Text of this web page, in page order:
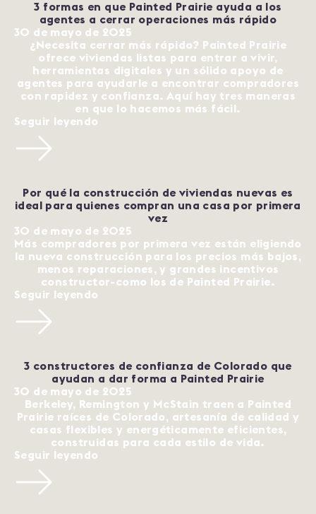
3 formas en que Painted Prairie ayuda a los
agentes a cerrar operaciones más rápido
30 de mayo de 2025
¿Necesita cerrar más rápido? Painted Prairie
ofrece viviendas listas para entrar a vivir,
herramientas digitales y un sólido apoyo de
agentes para ayudarle a encontrar compradores
con rapidez y confianza. Aquí hay tres maneras
en que lo hacemos más fácil.
Seguir leyendo
Por qué la construcción de viviendas nuevas es
ideal para quienes compran una casa por primera
vez
30 de mayo de 2025
Más compradores por primera vez están eligiendo
la nueva construcción para los precios más bajos,
menos reparaciones, y grandes incentivos
constructor-como los de Painted Prairie.
Seguir leyendo
3 constructores de confianza de Colorado que
ayudan a dar forma a Painted Prairie
30 de mayo de 2025
Berkeley, Remington y McStain traen a Painted
Prairie raíces de Colorado, artesanía de calidad y
casas flexibles y energéticamente eficientes,
construidas para cada estilo de vida.
Seguir leyendo